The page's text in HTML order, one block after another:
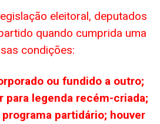
eleitoral, deputados
quando cumprida uma
condições:
ou fundido a outro;
para legenda recém-criada;
partidário; houver